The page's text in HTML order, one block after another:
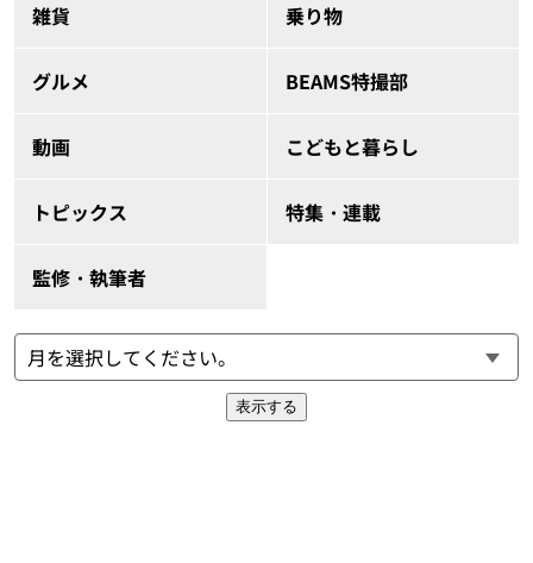
雑貨 乗り物
グルメ BEAMS特撮部
動画 こどもと暮らし
トピックス 特集・連載
監修・執筆者
表示する